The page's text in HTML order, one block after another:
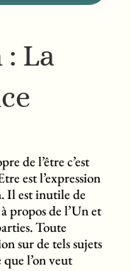
La
de l’être c’est
est l’expression
Il est inutile de
propos de l’Un et
Toute
sur de tels sujets
l’on veut